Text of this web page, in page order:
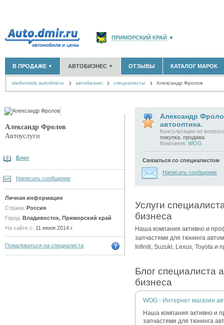
ПРИМОРСКИЙ КРАЙ ▼
МОСКВА И ОБЛАСТЬ(58183)
САНКТ-ПЕТЕРБУРГ И ОБЛАСТЬ(14298)
СЕВАСТОПОЛЬ (11)
СПИСОК ВСЕХ РЕГИОНОВ
В ПРОДАЖЕ ▼
НОВЫЕ АВТОМОБИЛИ(22)
+ РАЗМЕСТИТЬ ОБЪЯВЛЕНИЕ
АВТОБИЗНЕС ▼
ОФИЦИАЛЬНЫЕ ДИЛЕРЫ(2)
(3)
ДОБАВИТЬ КОМПАНИЮ
СПЕЦИАЛИСТЫ
ОТЗЫВЫ КАТАЛОГ МАРОК
vladivostok.autodmir.ru автобизнес специалисты Александр Фролов
Александр Фролов
Автоуслуги
Блог
Написать сообщение
Личная информация
Страна: Россия
Город: Владивосток, Приморский край
На сайте с: 11 июня 2014 г.
Пожаловаться на специалиста
Александр
автооптика.
Консультации по
покупка, продажа
Компания: WOG
Связаться со специалистом
Написать сообщение
Услуги
бизнеса
Наша компания активно и
запчастями для тюнинга
Infiniti, Suzuki, Lexus, Toyota и
Блог специалиста
бизнеса
WOG - Интернет магазин
Наша компания активно и
запчастями для тюнинга